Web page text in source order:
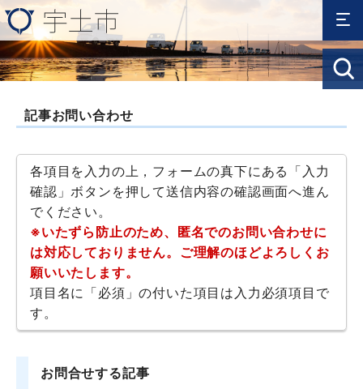
記事お問い合わせ
各項目を入力の上，フォームの真下にある「入力
確認」ボタンを押して送信内容の確認画面へ進ん
でください。
※いたずら防止のため、匿名でのお問い合わせに
は対応しておりません。ご理解のほどよろしくお
願いいたします。
項目名に「必須」の付いた項目は入力必須項目で
す。
お問合せする記事